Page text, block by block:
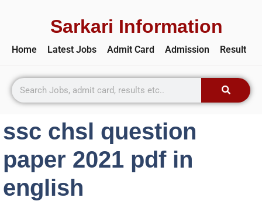
Sarkari Information
Home Latest Jobs Admit Card Admission Result
ssc chsl question
paper 2021 pdf in
english